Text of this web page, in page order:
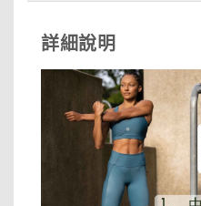
詳細說明